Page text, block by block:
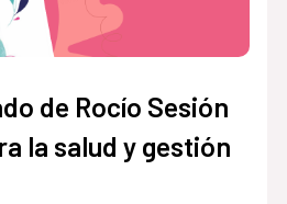
Rocío Sesión
la salud y gestión